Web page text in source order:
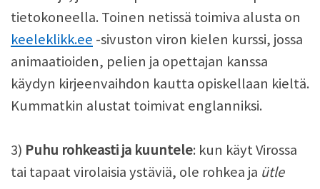
tietokoneella. Toinen netissä toimiva alusta on
keeleklikk.ee -sivuston viron kielen kurssi, jossa
animaatioiden, pelien ja opettajan kanssa
käydyn kirjeenvaihdon kautta opiskellaan kieltä.
Kummatkin alustat toimivat englanniksi.
3) Puhu rohkeastija kuuntele: kun käyt Virossa
tai tapaat virolaisia ystäviä, ole rohkea ja ütle